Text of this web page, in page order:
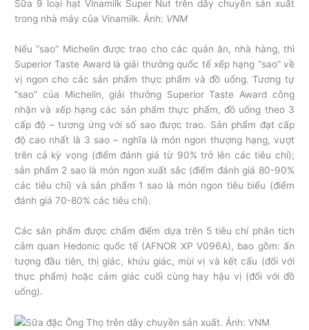
Sữa 9 loại hạt Vinamilk Super Nut trên dây chuyền sản xuất
trong nhà máy của Vinamilk. Ảnh: VNM
Nếu “sao” Michelin được trao cho các quán ăn, nhà hàng, thì
Superior Taste Award là giải thưởng quốc tế xếp hạng “sao” về
vị ngon cho các sản phẩm thực phẩm và đồ uống. Tương tự
“sao” của Michelin, giải thưởng Superior Taste Award công
nhận và xếp hạng các sản phẩm thực phẩm, đồ uống theo 3
cấp độ – tương ứng với số sao được trao. Sản phẩm đạt cấp
độ cao nhất là 3 sao – nghĩa là món ngon thượng hạng, vượt
trên cả kỳ vọng (điểm đánh giá từ 90% trở lên các tiêu chí);
sản phẩm 2 sao là món ngon xuất sắc (điểm đánh giá 80-90%
các tiêu chí) và sản phẩm 1 sao là món ngon tiêu biểu (điểm
đánh giá 70-80% các tiêu chí).
Các sản phẩm được chấm điểm dựa trên 5 tiêu chí phân tích
cảm quan Hedonic quốc tế (AFNOR XP V096A), bao gồm: ấn
tượng đầu tiên, thị giác, khứu giác, mùi vị và kết cấu (đối với
thực phẩm) hoặc cảm giác cuối cùng hay hậu vị (đối với đồ
uống).